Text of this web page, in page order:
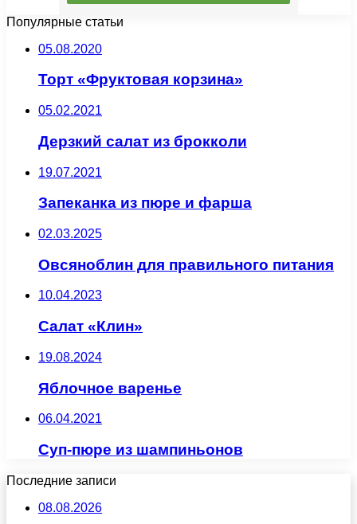
Популярные статьи
05.08.2020
Торт «Фруктовая корзина»
05.02.2021
Дерзкий салат из брокколи
19.07.2021
Запеканка из пюре и фарша
02.03.2025
Овсяноблин для правильного питания
10.04.2023
Салат «Клин»
19.08.2024
Яблочное варенье
06.04.2021
Суп-пюре из шампиньонов
Последние записи
08.08.2026